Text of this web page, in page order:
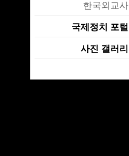
한국외교사
국제정치 포털
사진 갤러리